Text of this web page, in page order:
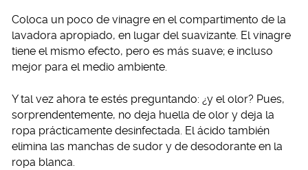
Coloca un poco de vinagre en el compartimento de la
lavadora apropiado, en lugar del suavizante. El vinagre
tiene el mismo efecto, pero es más suave; e incluso
mejor para el medio ambiente.
Y tal vez ahora te estés preguntando: ¿y el olor? Pues,
sorprendentemente, no deja huella de olor y deja la
ropa prácticamente desinfectada. El ácido también
elimina las manchas de sudor y de desodorante en la
ropa blanca.